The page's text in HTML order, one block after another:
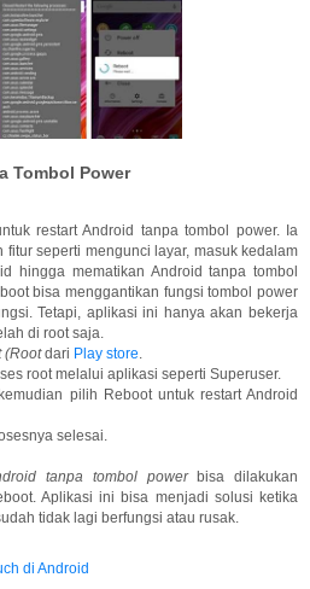
Tombol Power
restart Android tanpa tombol power. Ia
seperti mengunci layar, masuk kedalam
hingga mematikan Android tanpa tombol
bisa menggantikan fungsi tombol power
Tetapi, aplikasi ini hanya akan bekerja
di root saja.
(Rootdari Play store.
root melalui aplikasi seperti Superuser.
pilih Reboot untuk restart Android
selesai.
tanpa tombol powerbisa dilakukan
Aplikasi ini bisa menjadi solusi ketika
tidak lagi berfungsi atau rusak.
di Android